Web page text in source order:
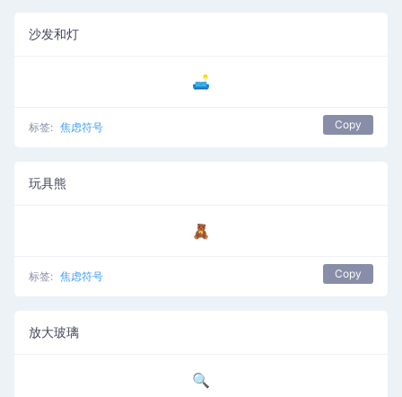
沙发和灯
🛋️
标签: 焦虑符号 Copy
玩具熊
🧸
标签: 焦虑符号 Copy
放大玻璃
🔍